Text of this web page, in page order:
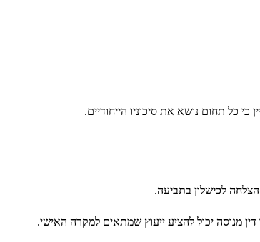
כל תחום נושא את סיכוניו הייחודיים.
הצלחה לכישלון בתביעה.
מנוסה יכול להציע ייעוץ שמתאים למקרה האישי.